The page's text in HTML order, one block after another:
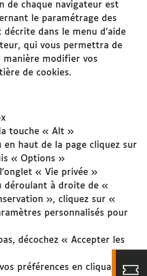
de chaque navigateur est
le paramétrage des
décrite dans le menu d’aide
qui vous permettra de
manière modifier vos
de cookies.
touche « Alt »
en haut de la page cliquez sur
« Options »
« Vie privée »
déroulant à droite de «
», cliquez sur «
personnalisés pour
décochez « Accepter les
préférences en cliquant